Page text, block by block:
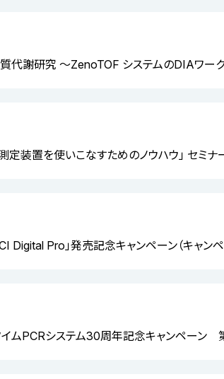
謝研究 ～ZenoTOF システムのDIAワーク
装置を使いこなすためのノウハウ」 セミナ
Digital Pro」発売記念キャンペーン（キャン
タイムPCRシステム30周年記念キャンペー